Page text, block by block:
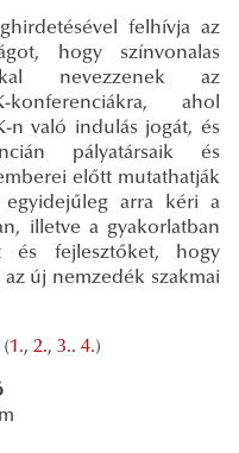
felhívja az
hogy színvonalas
nevezzenek az
ahol
n való indulás jogát, és
pályatársaik és
előtt mutathatják
arra kéri a
illetve a gyakorlatban
és fejlesztőket, hogy
új nemzedék szakmai
1., 2., 3.. 4.)